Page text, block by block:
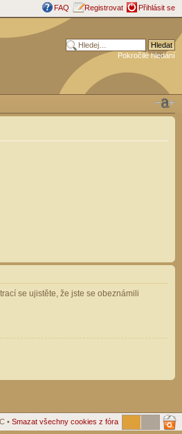
FAQ Registrovat Přihlásit se
Pokročilé hledání
se ujistěte, že jste se obeznámili
• Smazat všechny cookies z fóra